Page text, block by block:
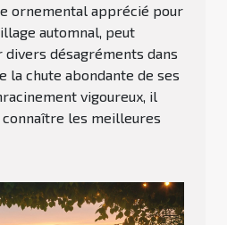
ornemental apprécié pour
automnal, peut
désagréments dans
la chute abondante de ses
vigoureux, il
connaître les meilleures